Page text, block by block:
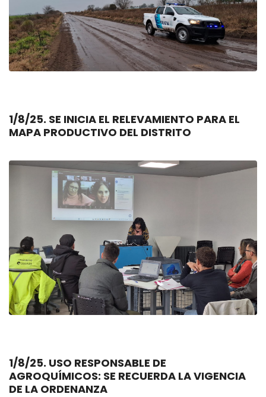
1/8/25. SE INICIA EL RELEVAMIENTO PARA EL
MAPA PRODUCTIVO DEL DISTRITO
1/8/25. USO RESPONSABLE DE
AGROQUÍMICOS: SE RECUERDA LA VIGENCIA
DE LA ORDENANZA